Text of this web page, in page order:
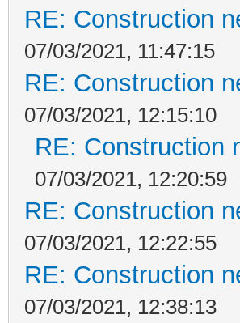
RE: Construction
07/03/2021, 11:47:15
RE: Construction
07/03/2021, 12:15:10
RE: Construction
07/03/2021, 12:20:59
RE: Construction
07/03/2021, 12:22:55
RE: Construction
07/03/2021, 12:38:13